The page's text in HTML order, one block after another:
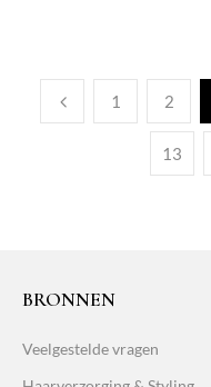
1 2
13
BRONNEN
Veelgestelde vragen